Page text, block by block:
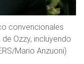
convencionales
Ozzy, incluyendo
Mario Anzuoni)